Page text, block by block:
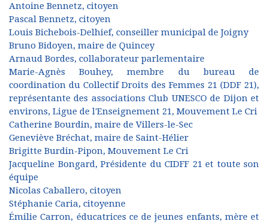
Antoine Bennetz, citoyen
Pascal Bennetz, citoyen
Louis Bichebois-Delhief, conseiller municipal de Joigny
Bruno Bidoyen, maire de Quincey
Arnaud Bordes, collaborateur parlementaire
Marie-Agnès Bouhey, membre du bureau de
coordination du Collectif Droits des Femmes 21 (DDF 21),
représentante des associations Club UNESCO de Dijon et
environs, Ligue de l'Enseignement 21, Mouvement Le Cri
Catherine Bourdin, maire de Villers-le-Sec
Geneviève Bréchat, maire de Saint-Hélier
Brigitte Burdin-Pipon, Mouvement Le Cri
Jacqueline Bongard, Présidente du CIDFF 21 et toute son
équipe
Nicolas Caballero, citoyen
Stéphanie Caria, citoyenne
Émilie Carron, éducatrices ce de jeunes enfants, mère et